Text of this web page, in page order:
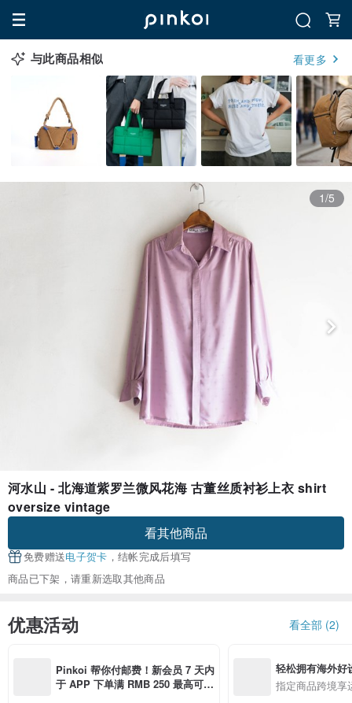
与此商品相似 看更多
1/5
河水山 - 北海道紫罗兰微风花海 古董丝质衬衫上衣 shirt
oversize vintage
看其他商品
免费赠送电子贺卡 ，结帐完成后填写
商品已下架，请重新选取其他商品
优惠活动 看全部 (2)
Pinkoi 帮你付邮费！新会员 7 天内
于 APP 下单满 RMB 250 最高可折
轻松拥有海外好
指定商品跨境享